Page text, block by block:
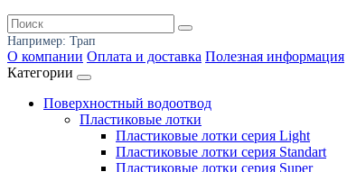
Например: Трап
О компании Оплата и доставка Полезная информация
Категории
Поверхностный водоотвод
Пластиковые лотки
Пластиковые лотки серия Light
Пластиковые лотки серия Standart
Пластиковые лотки серия Super